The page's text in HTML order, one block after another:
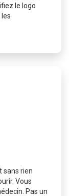
le logo
sans rien
Vous
Pas un